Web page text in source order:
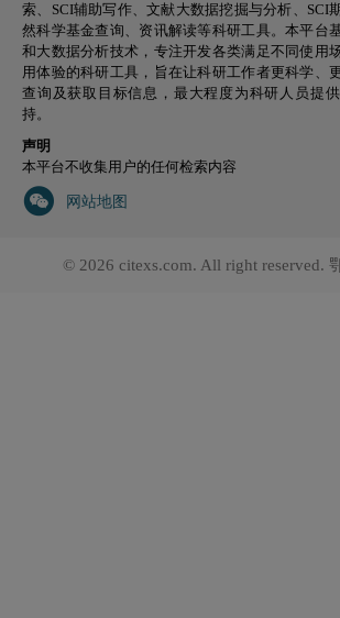
索、SCI辅助写作、文献大数据挖掘与分析、SCI
然科学基金查询、资讯解读等科研工具。本平台
和大数据分析技术，专注开发各类满足不同使用
用体验的科研工具，旨在让科研工作者更科学、
查询及获取目标信息，最大程度为科研人员提
持。
声明
本平台不收集用户的任何检索内容
网站地图
© 2026 citexs.com. All right reserved.